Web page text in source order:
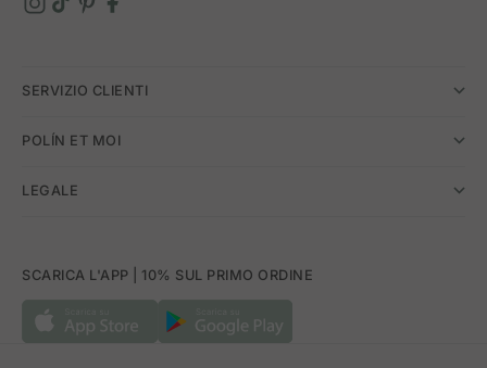
SERVIZIO CLIENTI
POLÍN ET MOI
LEGALE
SCARICA L'APP | 10% SUL PRIMO ORDINE